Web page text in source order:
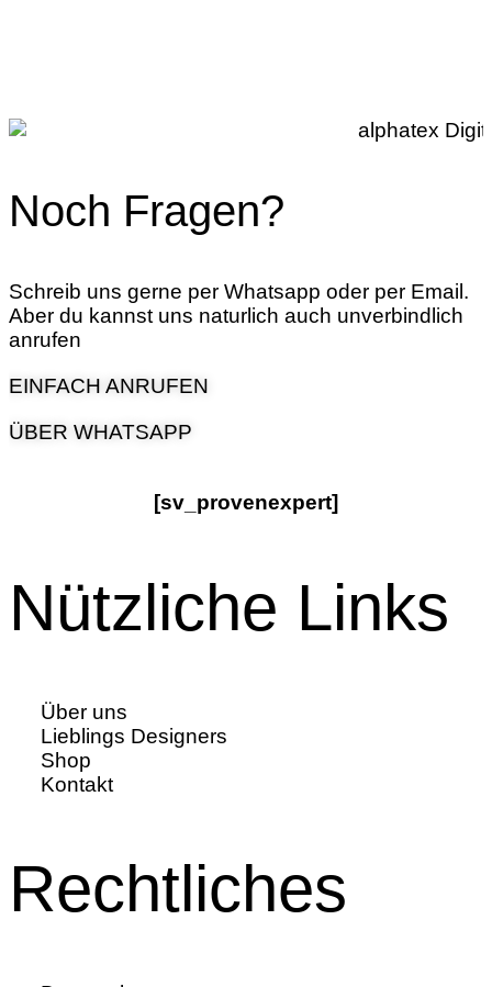
Noch Fragen?
Schreib uns gerne per Whatsapp oder per Email.
Aber du kannst uns naturlich auch unverbindlich
anrufen
EINFACH ANRUFEN
ÜBER WHATSAPP
[sv_provenexpert]
Nützliche Links
Über uns
Lieblings Designers
Shop
Kontakt
Rechtliches